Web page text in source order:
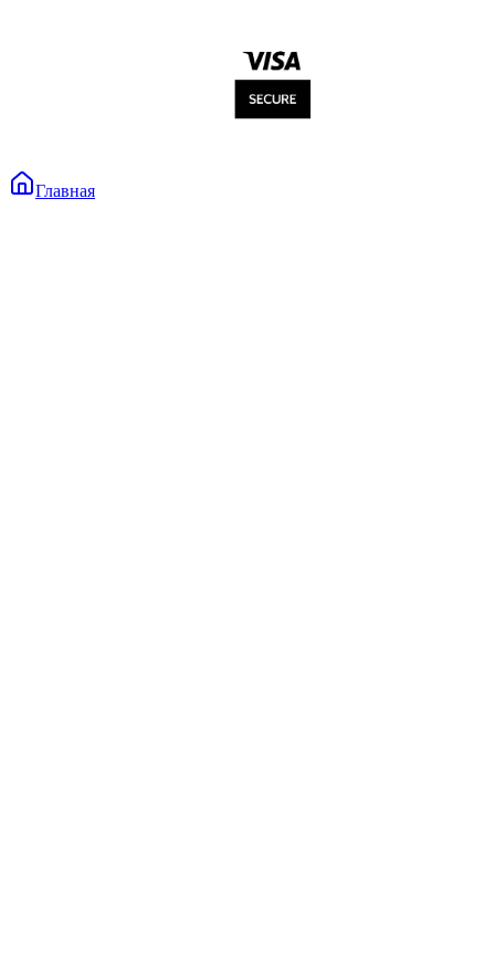
Главная